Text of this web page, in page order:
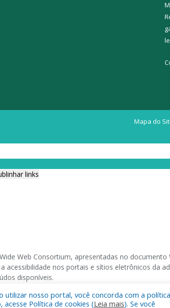
Mapa do
utilizar nosso portal, você concorda com a
Política de cookies (Leia mais). Se você
links
Web Consortium, apresentadas no
nos portais e sítios eletrônicos da
disponíveis.
do utilitário de acesso a Internet do